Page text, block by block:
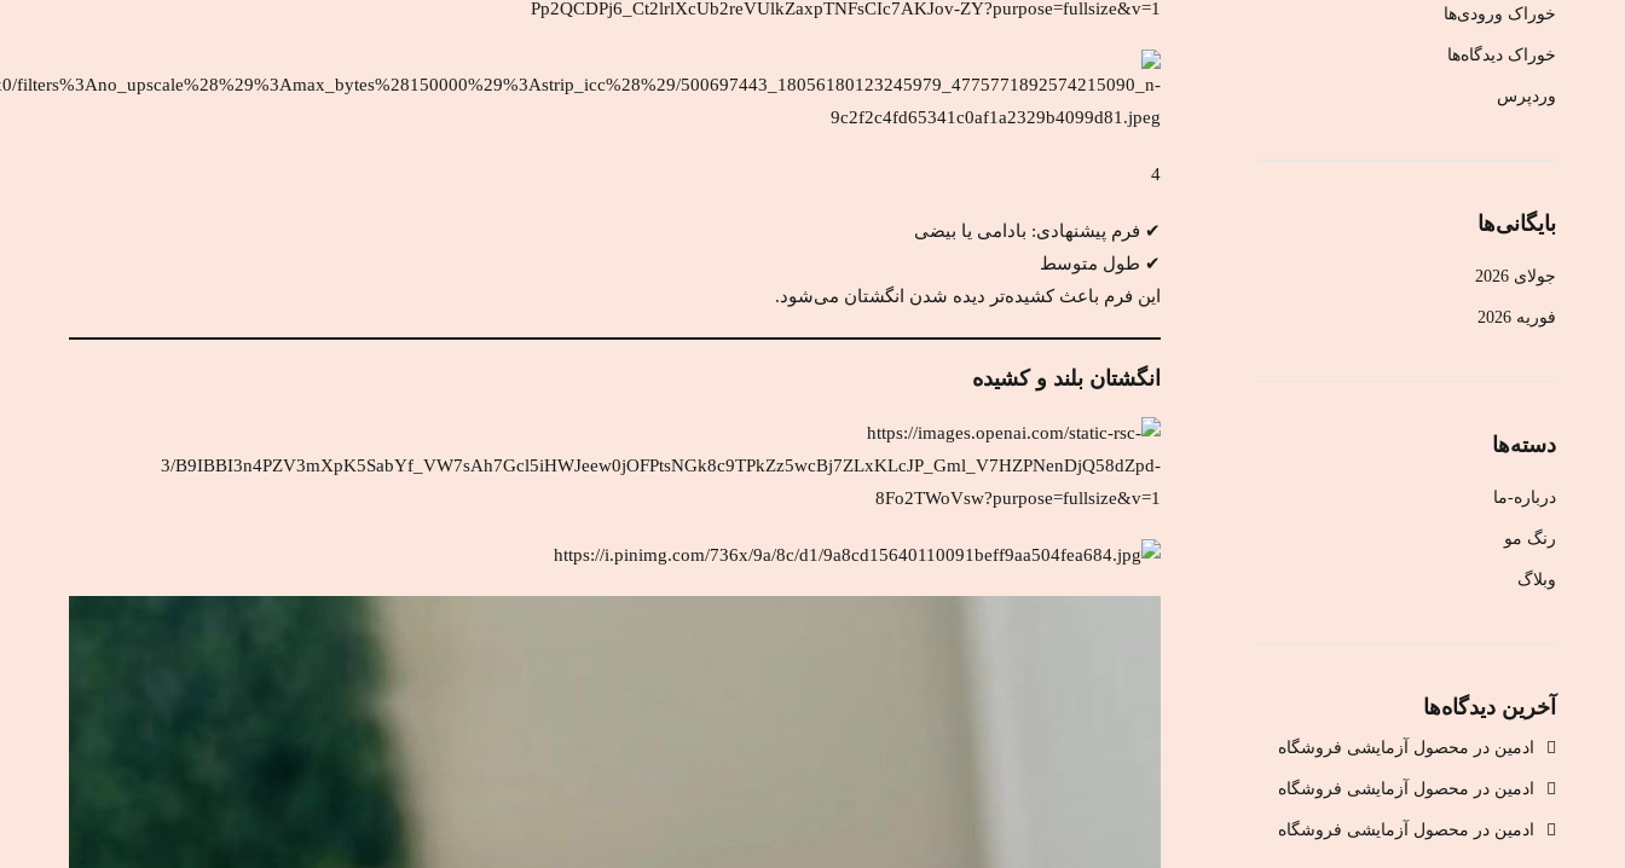
4
✔ فرم پیشنهادی: بادامی یا بیضی
✔ طول متوسط
این فرم باعث کشیده‌تر دیده شدن انگشتان می‌شود.
انگشتان بلند و کشیده
خوراک ورودی‌ها
خوراک دیدگاه‌ها
وردپرس
بایگانی‌ها
جولای 2026
فوریه 2026
دسته‌ها
درباره-ما
رنگ مو
وبلاگ
آخرین دیدگاه‌ها
ادمین در محصول آزمایشی فروشگاه
ادمین در محصول آزمایشی فروشگاه
ادمین در محصول آزمایشی فروشگاه